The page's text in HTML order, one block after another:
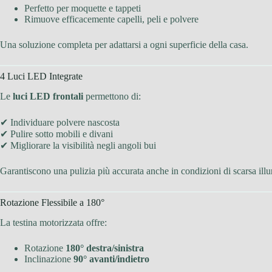
Perfetto per moquette e tappeti
Rimuove efficacemente capelli, peli e polvere
Una soluzione completa per adattarsi a ogni superficie della casa.
4 Luci LED Integrate
Le luci LED frontali permettono di:
✔ Individuare polvere nascosta
✔ Pulire sotto mobili e divani
✔ Migliorare la visibilità negli angoli bui
Garantiscono una pulizia più accurata anche in condizioni di scarsa
Rotazione Flessibile a 180°
La testina motorizzata offre:
Rotazione 180° destra/sinistra
Inclinazione 90° avanti/indietro